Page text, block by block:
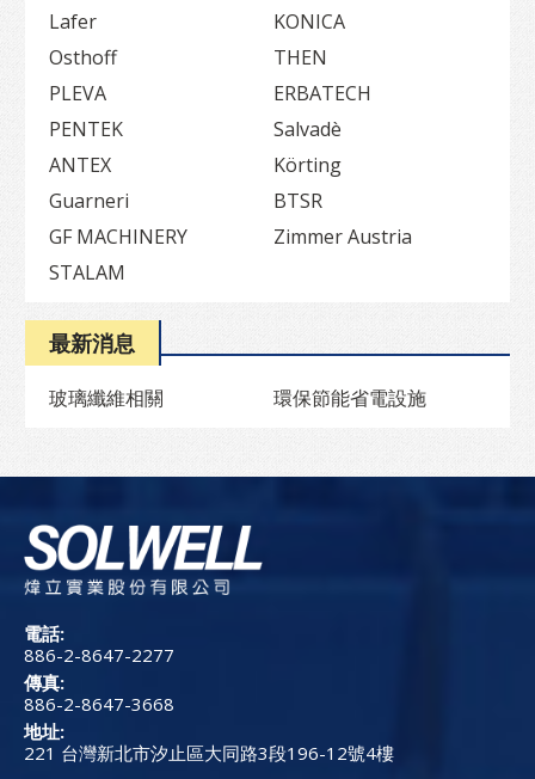
Lafer
KONICA
Osthoff
THEN
PLEVA
ERBATECH
PENTEK
Salvadè
ANTEX
Körting
Guarneri
BTSR
GF MACHINERY
Zimmer Austria
STALAM
最新消息
玻璃纖維相關 環保節能省電設施
電話:
886-2-8647-2277
傳真:
886-2-8647-3668
地址:
221 台灣新北市汐止區大同路3段196-12號4樓